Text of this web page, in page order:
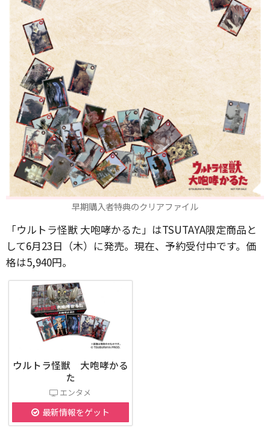
早期購入者特典のクリアファイル
「ウルトラ怪獣 大咆哮かるた」はTSUTAYA限定商品と
して6月23日（木）に発売。現在、予約受付中です。価
格は5,940円。
ウルトラ怪獣 大咆哮かる
た
エンタメ
最新情報をゲット